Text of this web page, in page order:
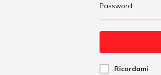
Password
Ricordami